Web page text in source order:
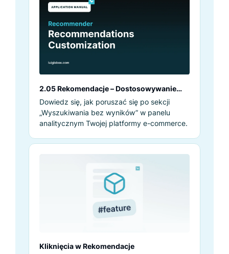
2.05 Rekomendacje – Dostosowywanie
rekomendacji
Dowiedz się, jak poruszać się po sekcji
„Wyszukiwania bez wyników” w panelu
analitycznym Twojej platformy e-commerce.
Kliknięcia w Rekomendacje